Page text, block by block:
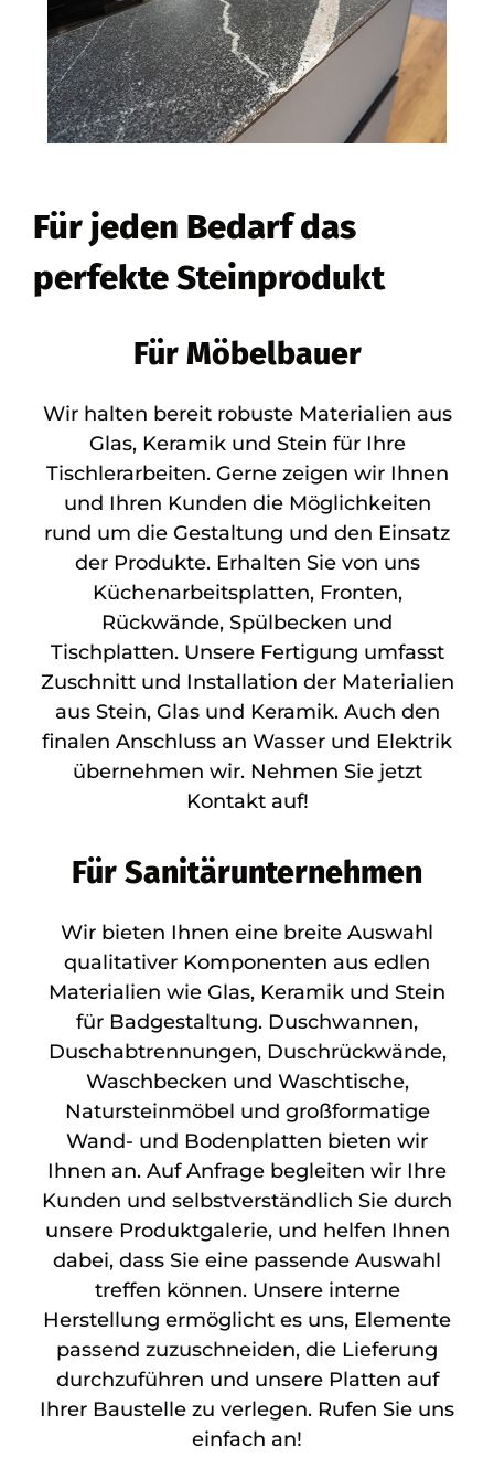
Für jeden Bedarf das
perfekte Steinprodukt
Für Möbelbauer
Wir halten bereit robuste Materialien aus
Glas, Keramik und Stein für Ihre
Tischlerarbeiten. Gerne zeigen wir Ihnen
und Ihren Kunden die Möglichkeiten
rund um die Gestaltung und den Einsatz
der Produkte. Erhalten Sie von uns
Küchenarbeitsplatten, Fronten,
Rückwände, Spülbecken und
Tischplatten. Unsere Fertigung umfasst
Zuschnitt und Installation der Materialien
aus Stein, Glas und Keramik. Auch den
finalen Anschluss an Wasser und Elektrik
übernehmen wir. Nehmen Sie jetzt
Kontakt auf!
Für Sanitärunternehmen
Wir bieten Ihnen eine breite Auswahl
qualitativer Komponenten aus edlen
Materialien wie Glas, Keramik und Stein
für Badgestaltung. Duschwannen,
Duschabtrennungen, Duschrückwände,
Waschbecken und Waschtische,
Natursteinmöbel und großformatige
Wand- und Bodenplatten bieten wir
Ihnen an. Auf Anfrage begleiten wir Ihre
Kunden und selbstverständlich Sie durch
unsere Produktgalerie, und helfen Ihnen
dabei, dass Sie eine passende Auswahl
treffen können. Unsere interne
Herstellung ermöglicht es uns, Elemente
passend zuzuschneiden, die Lieferung
durchzuführen und unsere Platten auf
Ihrer Baustelle zu verlegen. Rufen Sie uns
einfach an!